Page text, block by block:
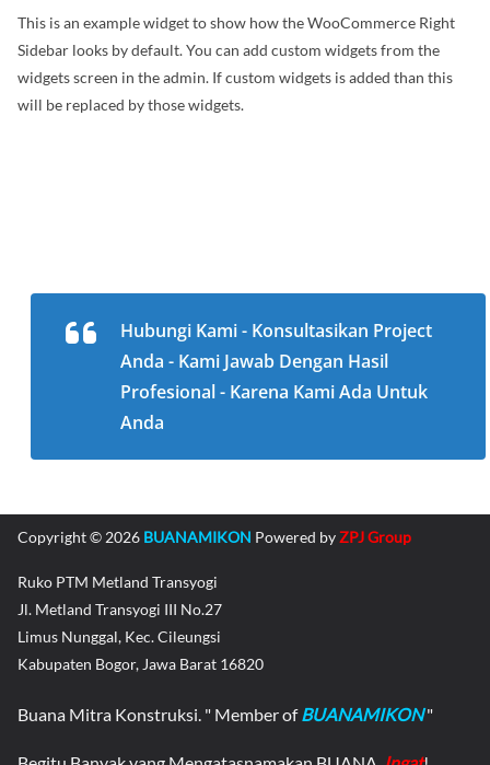
This is an example widget to show how the WooCommerce Right
Sidebar looks by default. You can add custom widgets from the
widgets screen in the admin. If custom widgets is added than this
will be replaced by those widgets.
Hubungi Kami - Konsultasikan Project
Anda - Kami Jawab Dengan Hasil
Profesional - Karena Kami Ada Untuk
Anda
Copyright © 2026 BUANAMIKON Powered byZPJ Group
Ruko PTM Metland Transyogi
Jl. Metland Transyogi III No.27
Limus Nunggal, Kec. Cileungsi
Kabupaten Bogor, Jawa Barat 16820
Buana Mitra Konstruksi. " Member ofBUANAMIKON"